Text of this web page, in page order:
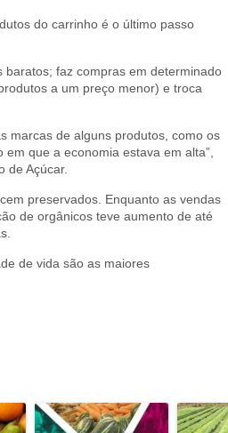
do carrinho é o último passo
faz compras em determinado
a um preço menor) e troca
marcas de alguns produtos, como os
que a economia estava em alta”,
de Açúcar.
preservados. Enquanto as vendas
de orgânicos teve aumento de até
de vida são as maiores